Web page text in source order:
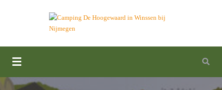
Camping De Hoogewaard in